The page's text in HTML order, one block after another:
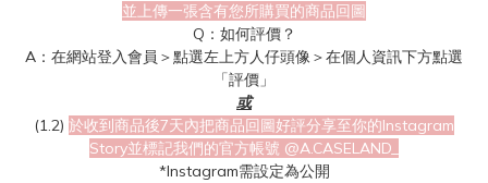
並上傳一張含有您所購買的商品回圖
Q：如何評價？
A：在網站登入會員＞點選左上方人仔頭像＞在個人資訊下方點選
「評價」
或
(1.2) 於收到商品後7天內把商品回圖好評分享至你的Instagram
Story並標記我們的官方帳號 @A.CASELAND_
*Instagram需設定為公開